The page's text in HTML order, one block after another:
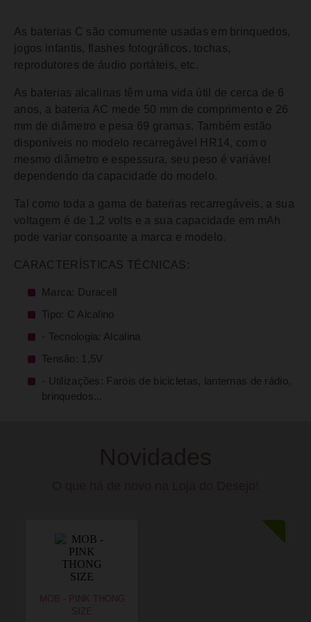
As baterias C são comumente usadas em brinquedos,
jogos infantis, flashes fotográficos, tochas,
reprodutores de áudio portáteis, etc.
As baterias alcalinas têm uma vida útil de cerca de 6
anos, a bateria AC mede 50 mm de comprimento e 26
mm de diâmetro e pesa 69 gramas. Também estão
disponíveis no modelo recarregável HR14, com o
mesmo diâmetro e espessura, seu peso é variável
dependendo da capacidade do modelo.
Tal como toda a gama de baterias recarregáveis, a sua
voltagem é de 1,2 volts e a sua capacidade em mAh
pode variar consoante a marca e modelo.
CARACTERÍSTICAS TÉCNICAS:
Marca: Duracell
Tipo: C Alcalino
- Tecnologia: Alcalina
Tensão: 1,5V
- Utilizações: Faróis de bicicletas, lanternas de rádio,
brinquedos...
MOB - PINK THONG
SIZE